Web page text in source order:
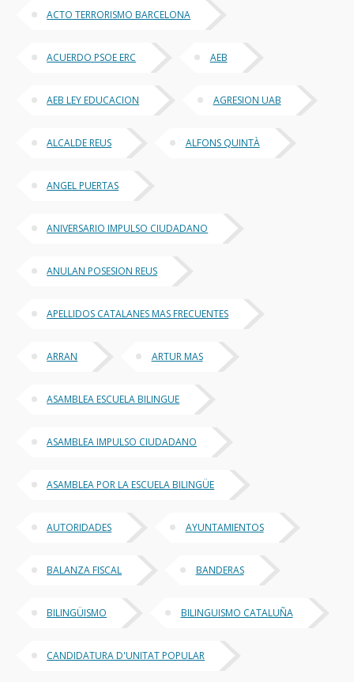
ACTO TERRORISMO BARCELONA
ACUERDO PSOE ERC AEB
AEB LEY EDUCACION AGRESION UAB
ALCALDE REUS ALFONS QUINTÀ
ANGEL PUERTAS
ANIVERSARIO IMPULSO CIUDADANO
ANULAN POSESION REUS
APELLIDOS CATALANES MAS FRECUENTES
ARRAN ARTUR MAS
ASAMBLEA ESCUELA BILINGUE
ASAMBLEA IMPULSO CIUDADANO
ASAMBLEA POR LA ESCUELA BILINGÜE
AUTORIDADES AYUNTAMIENTOS
BALANZA FISCAL BANDERAS
BILINGÜISMO BILINGUISMO CATALUÑA
CANDIDATURA D'UNITAT POPULAR